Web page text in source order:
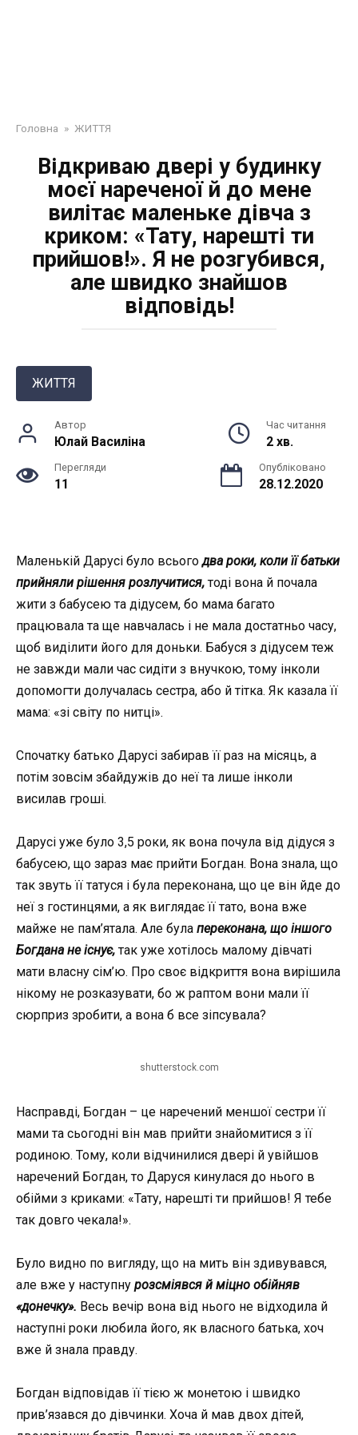
Головна » ЖИТТЯ
Відкриваю двері у будинку
моєї нареченої й до мене
вилітає маленьке дівча з
криком: «Тату, нарешті ти
прийшов!». Я не розгубився,
але швидко знайшов
відповідь!
ЖИТТЯ
Автор
Юлай Василiна
Час читання
2 хв.
Перегляди
11
Опубліковано
28.12.2020
Маленькій Дарусі було всьогодва роки, коли її батьки
прийняли рішення розлучитися, тоді вона й почала
жити з бабусею та дідусем, бо мама багато
працювала та ще навчалась і не мала достатньо часу,
щоб виділити його для доньки. Бабуся з дідусем теж
не завжди мали час сидіти з внучкою, тому інколи
допомогти долучалась сестра, або й тітка. Як казала її
мама: «зі світу по нитці».
Спочатку батько Дарусі забирав її раз на місяць, а
потім зовсім збайдужів до неї та лише інколи
висилав гроші.
Дарусі уже було 3,5 роки, як вона почула від дідуся з
бабусею, що зараз має прийти Богдан. Вона знала, що
так звуть її татуся і була переконана, що це він йде до
неї з гостинцями, а як виглядає її тато, вона вже
майже не пам’ятала. Але була переконана, що іншого
Богдана не існує, так уже хотілось малому дівчаті
мати власну сім’ю. Про своє відкриття вона вирішила
нікому не розказувати, бо ж раптом вони мали її
сюрприз зробити, а вона б все зіпсувала?
shutterstock.com
Насправді, Богдан – це наречений меншої сестри її
мами та сьогодні він мав прийти знайомитися з її
родиною. Тому, коли відчинилися двері й увійшов
наречений Богдан, то Даруся кинулася до нього в
обійми з криками: «Тату, нарешті ти прийшов! Я тебе
так довго чекала!».
Було видно по вигляду, що на мить він здивувався,
але вже у наступну розсміявся й міцно обійняв
«донечку». Весь вечір вона від нього не відходила й
наступні роки любила його, як власного батька, хоч
вже й знала правду.
Богдан відповідав її тією ж монетою і швидко
прив’язався до дівчинки. Хоча й мав двох дітей,